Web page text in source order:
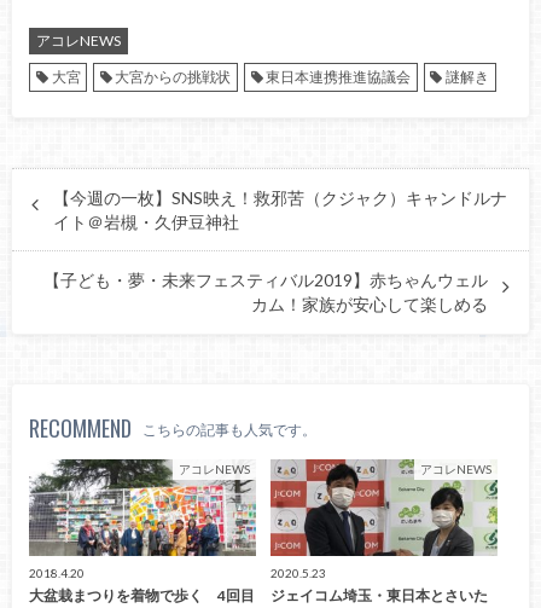
アコレNEWS
大宮
大宮からの挑戦状 東日本連携推進協議会 謎解き
【今週の一枚】SNS映え！救邪苦（クジャク）キャンドルナ
イト＠岩槻・久伊豆神社
【子ども・夢・未来フェスティバル2019】赤ちゃんウェル
カム！家族が安心して楽しめる
RECOMMEND こちらの記事も人気です。
アコレNEWS
2018.4.20
大盆栽まつりを着物で歩く 4回目
アコレNEWS
2020.5.23
ジェイコム埼玉・東日本とさいた